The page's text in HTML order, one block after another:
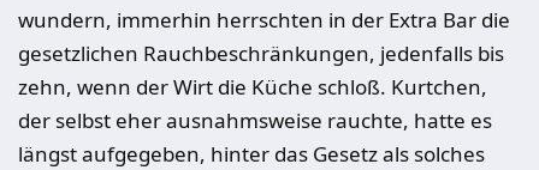
wundern, immerhin herrschten in der Extra Bar die
gesetzli­chen Rauchbeschränkungen, jedenfalls bis
zehn, wenn der Wirt die Küche schloß. Kurtchen,
der selbst eher ausnahmsweise rauchte, hatte es
längst auf­gegeben, hinter das Gesetz als solches